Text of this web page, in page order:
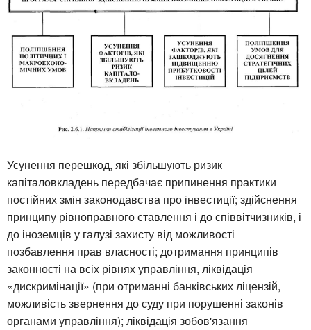
Усунення перешкод, які збільшують ризик
капіталовкладень передбачає припинення практики
постійних змін законодавства про інвестиції; здійснення
принципу рівноправного ставлення і до співвітчизників, і
до іноземців у галузі захисту від можливості
позбавлення прав власності; дотримання принципів
законності на всіх рівнях управління, ліквідація
«дискримінації» (при отриманні банківських ліцензій,
можливість звернення до суду при порушенні законів
органами управління); ліквідація зобов'язання